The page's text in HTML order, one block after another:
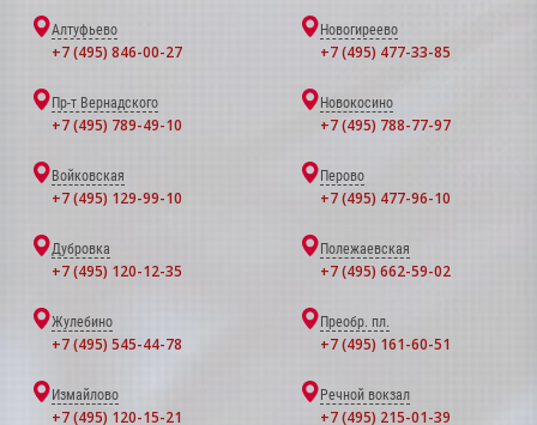
Алтуфьево
+7 (495) 846-00-27
Новогиреево
+7 (495) 477-33-85
Пр-т Вернадского
+7 (495) 789-49-10
Новокосино
+7 (495) 788-77-97
Войковская
+7 (495) 129-99-10
Перово
+7 (495) 477-96-10
Дубровка
+7 (495) 120-12-35
Полежаевская
+7 (495) 662-59-02
Жулебино
+7 (495) 545-44-78
Преобр. пл.
+7 (495) 161-60-51
Измайлово
+7 (495) 120-15-21
Речной вокзал
+7 (495) 215-01-39